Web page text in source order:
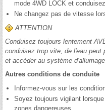
mode 4WD LOCK et
Ne changez pas de vitesse
ATTENTION
Conduisez toujours lentement
conduisez trop vite, de l'eau peut
et accéder au système
Autres conditions de conduite
Informez-vous sur les
Soyez toujours vigilant
zones dangereuses.